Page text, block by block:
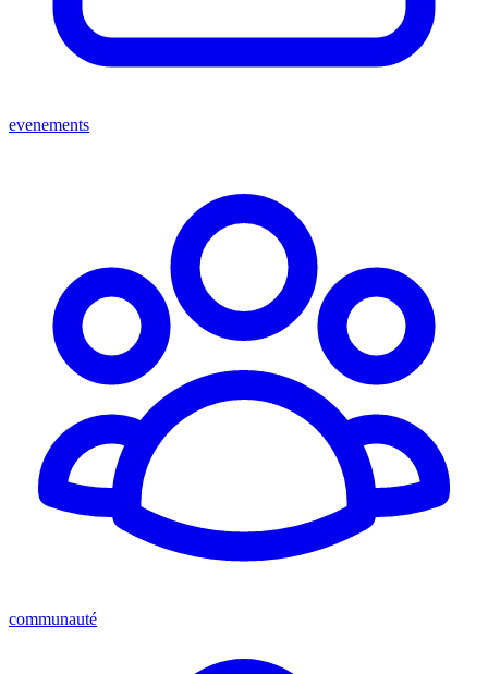
evenements
communauté